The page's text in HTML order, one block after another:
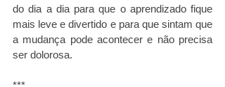
do dia a dia para que o aprendizado fique
mais leve e divertido e para que sintam que
a mudança pode acontecer e não precisa
ser dolorosa.